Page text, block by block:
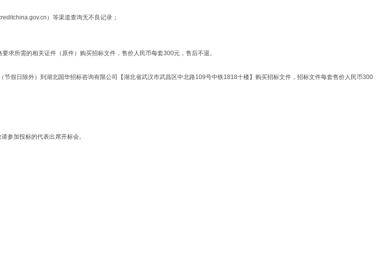
）等渠道查询无不良记录；
要求所需的相关证件（原件）购买招标文件，售价人民币每套300元，售后不退。
假日除外）到湖北国华招标咨询有限公司【湖北省武汉市武昌区中北路109号中铁1818十楼】购买招标文件，招标文件每套售价人民币300
参加投标的代表出席开标会。